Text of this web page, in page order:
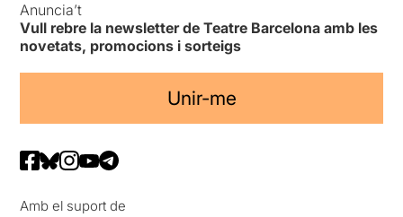
Anuncia’t
Vull rebre la newsletter de Teatre Barcelona amb les
novetats, promocions i sorteigs
Unir-me
Amb el suport de